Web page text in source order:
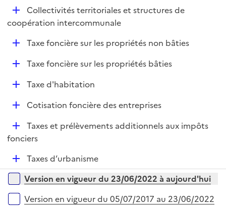
p
l
i
e
r
D
é
Collectivités territoriales et structures de
coopération intercommunale
DTaxe foncière sur les propriétés non bâties
D
r
Taxe foncière sur les propriétés bâties
D
e
Taxe d'habitation
D
l
r
Cotisation foncière des entreprises
D
é
e
r
Taxes et prélèvements additionnels aux impôts
fonciers
D
é
p
Taxes d’urbanisme
Versions sur la période
Version en vigueur du 23/06/2022 à aujourd'hui
Version en vigueur du 05/07/2017 au 23/06/2022